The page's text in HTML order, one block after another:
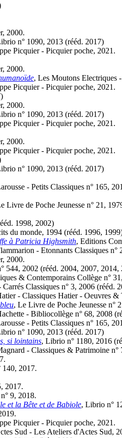
2000.
n° 1090, 2013 (rééd. 2017)
Picquier - Picquier poche, 2021.
2000.
, Les Moutons Electriques
Picquier - Picquier poche, 2021.
2000.
n° 1090, 2013 (rééd. 2017)
Picquier - Picquier poche, 2021.
2000.
Picquier - Picquier poche, 2021.
n° 1090, 2013 (rééd. 2017)
- Petits Classiques n° 165,
Livre de Poche Jeunesse n° 21,
1998, 2002)
du monde, 1994 (rééd. 1996,
à Patricia Highsmith, Editions
- Etonnants Classiques n°
2000.
544, 2002 (rééd. 2004, 2007, 2014,
& Contemporains Collège n°
Classiques n° 3, 2006 (rééd.
- Classiques Hatier - Oeuvres &
, Le Livre de Poche Jeunesse n°
- Bibliocollège n° 68, 2008 (
- Petits Classiques n° 165,
n° 1090, 2013 (rééd. 2017)
si lointains, Librio n° 1180, 2016 (
- Classiques & Patrimoine n°
2017.
2017.
9, 2018.
et la Bête et de Babiole, Librio n°
Picquier - Picquier poche, 2021.
Sud - Les Ateliers d'Actes Sud,